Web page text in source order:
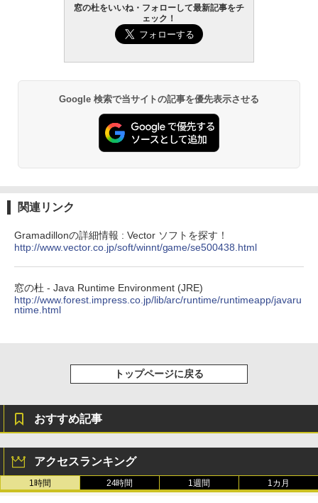
生成AIパスポート公式テキスト 第４版
￥1,766
AIイラスト表現辞典: 思い通りの絵を引き
ズ (はぴーイラストLabo)
￥480
めのAIコーディング入門シリーズ
1冊ですべて身につくHTML & CSSとWe
ードウェア・市販ソフトウェアのパーフ
Amazon Kindle Paperwhite (16GB) 7イ
ンチディスプレイ、色調調節ライト、12
週間持続バッテリー、広告なし、ブラッ
ク
ない、大きな画面で読みやすい、6週間持
続バッテリー、6インチディスプレイ電子
書籍リーダー、ブラック、16GB、広告な
ション (32GB) 7インチディスプレイ、明
るさ自動調整、色調調節ライト、12週間
￥27,980
イ、色調調節ライト、最大8週間持続バッ
テリー、広告無し、ブラック (2025年発
New Amazon Kindle Scribe Colorsoft |
11インチカラーディスプレイ、64GBスト
レージ、ノート機能搭載、明るさ自動調
整、色調調節ライト、プレミアムペン付
窓の杜をいいね・フォローして最新記事をチ
ェック！
Google 検索で当サイトの記事を優先表示させる
関連リンク
Gramadillonの詳細情報 : Vector ソフトを探す！
http://www.vector.co.jp/soft/winnt/game/se500438.html
窓の杜 - Java Runtime Environment (JRE)
http://www.forest.impress.co.jp/lib/arc/runtime/runtimeapp/javaru
ntime.html
トップページに戻る
おすすめ記事
アクセスランキング
1時間 24時間 1週間 1カ月